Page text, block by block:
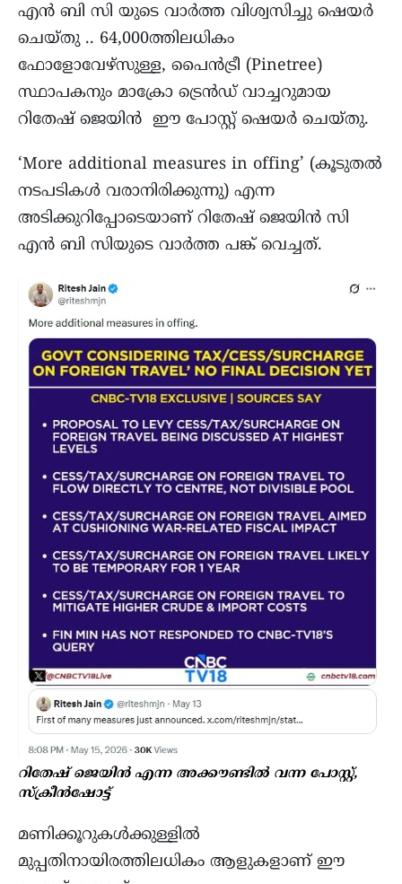
എൻ ബി സി യുടെ വാർത്ത വിശ്വസിച്ചു ഷെയർ
ചെയ്തു .. 64,000ത്തിലധികം
ഫോളോവേഴ്സുള്ള, പൈൻട്രീ (Pinetree)
സ്ഥാപകനും മാക്രോ ട്രെൻഡ് വാച്ചറുമായ
റിതേഷ് ജെയിൻ ഈ പോസ്റ്റ് ഷെയർ ചെയ്‌തു.
‘More additional measures in offing’ (കൂടുതൽ
നടപടികൾ വരാനിരിക്കുന്നു) എന്ന
അടിക്കുറിപ്പോടെയാണ് റിതേഷ് ജെയിൻ സി
എൻ ബി സിയുടെ വാർത്ത പങ്ക് വെച്ചത്.
റിതേഷ് ജെയിൻ എന്ന അക്കൗണ്ടിൽ വന്ന പോസ്റ്റ്,
സ്ക്രീൻഷോട്ട്
മണിക്കൂറുകൾക്കുള്ളിൽ
മുപ്പതിനായിരത്തിലധികം ആളുകളാണ് ഈ